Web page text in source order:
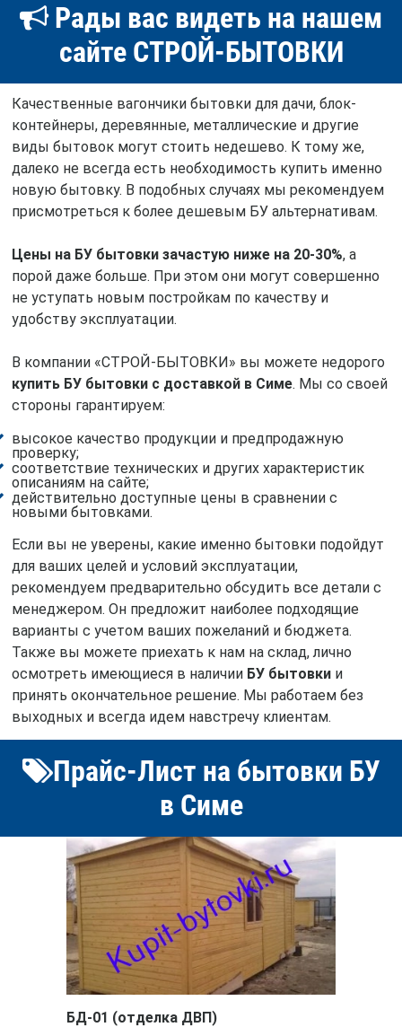
Рады вас видеть на нашем
сайте СТРОЙ-БЫТОВКИ
Качественные вагончики бытовки для дачи, блок-
контейнеры, деревянные, металлические и другие
виды бытовок могут стоить недешево. К тому же,
далеко не всегда есть необходимость купить именно
новую бытовку. В подобных случаях мы рекомендуем
присмотреться к более дешевым БУ альтернативам.
Цены на БУ бытовки зачастую ниже на 20-30%, а
порой даже больше. При этом они могут совершенно
не уступать новым постройкам по качеству и
удобству эксплуатации.
В компании «СТРОЙ-БЫТОВКИ» вы можете недорого
купить БУ бытовки с доставкой в Симе. Мы со своей
стороны гарантируем:
высокое качество продукции и предпродажную
проверку;
соответствие технических и других характеристик
описаниям на сайте;
действительно доступные цены в сравнении с
новыми бытовками.
Если вы не уверены, какие именно бытовки подойдут
для ваших целей и условий эксплуатации,
рекомендуем предварительно обсудить все детали с
менеджером. Он предложит наиболее подходящие
варианты с учетом ваших пожеланий и бюджета.
Также вы можете приехать к нам на склад, лично
осмотреть имеющиеся в наличии БУ бытовкии
принять окончательное решение. Мы работаем без
выходных и всегда идем навстречу клиентам.
Прайс-Лист на бытовки БУ
в Симе
БД-01 (отделка ДВП)